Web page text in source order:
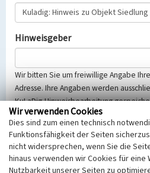
Hinweisgeber
Wir bitten Sie um freiwillige Angabe
Adresse. Ihre Angaben werden
KuLaDig-Hinweisbearbeitung
Selbstverständlich werden diese
Telemediengesetzes, des
dem 25.05.2018 gültigen Europäischen
(EU-DSGVO) vertraulich behandelt,
Hinweise zumDatenschutz
Wir verwenden Cookies
Dies sind zum einen technisch
Funktionsfähigkeit der Seiten
nicht widersprechen, wenn Sie die
hinaus verwenden wir Cookies für eine
Nutzbarkeit unserer Seiten zu